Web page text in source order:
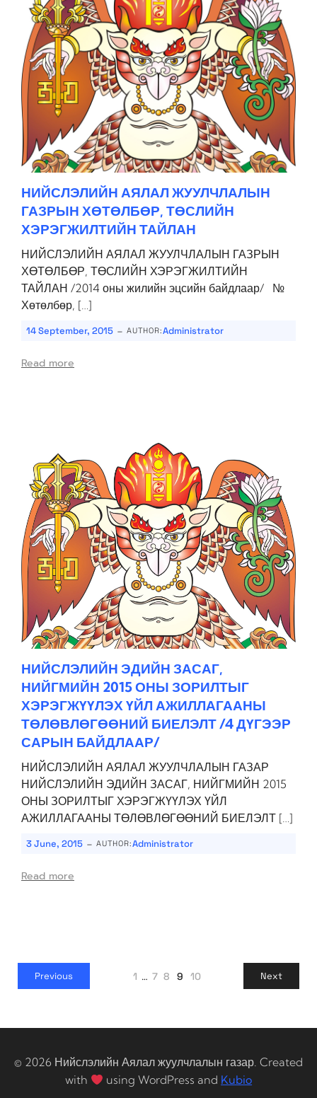
НИЙСЛЭЛИЙН АЯЛАЛ ЖУУЛЧЛАЛЫН
ГАЗРЫН ХӨТӨЛБӨР, ТӨСЛИЙН
ХЭРЭГЖИЛТИЙН ТАЙЛАН
НИЙСЛЭЛИЙН АЯЛАЛ ЖУУЛЧЛАЛЫН ГАЗРЫН
ХӨТӨЛБӨР, ТӨСЛИЙН ХЭРЭГЖИЛТИЙН
ТАЙЛАН /2014 оны жилийн эцсийн байдлаар/ №
Хөтөлбөр, […]
14 September, 2015 - AUTHOR:Administrator
Read more
НИЙСЛЭЛИЙН ЭДИЙН ЗАСАГ,
НИЙГМИЙН 2015 ОНЫ ЗОРИЛТЫГ
ХЭРЭГЖҮҮЛЭХ ҮЙЛ АЖИЛЛАГААНЫ
ТӨЛӨВЛӨГӨӨНИЙ БИЕЛЭЛТ /4 ДҮГЭЭР
САРЫН БАЙДЛААР/
НИЙСЛЭЛИЙН АЯЛАЛ ЖУУЛЧЛАЛЫН ГАЗАР
НИЙСЛЭЛИЙН ЭДИЙН ЗАСАГ, НИЙГМИЙН 2015
ОНЫ ЗОРИЛТЫГ ХЭРЭГЖҮҮЛЭХ ҮЙЛ
АЖИЛЛАГААНЫ ТӨЛӨВЛӨГӨӨНИЙ БИЕЛЭЛТ […]
3 June, 2015 - AUTHOR:Administrator
Read more
Previous 1 … 7 8 9 10 Next
© 2026 Нийслэлийн Аялал жуулчлалын газар. Created
with
using WordPress and Kubio